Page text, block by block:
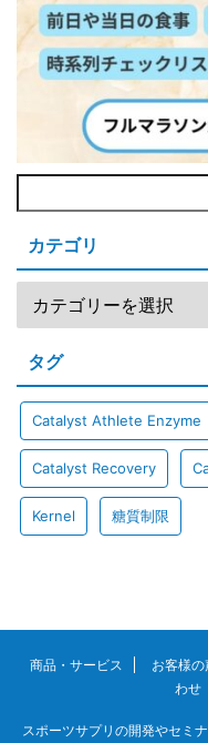
カテゴリ
タグ
Catalyst Athlete Enzyme
Catalyst Recovery
Kernel 糖質制限
商品・サービス お客様の
わせ
スポーツサプリの開発やセミ